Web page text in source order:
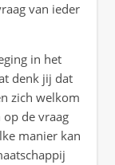
van ieder
in het
denk jij dat
zich welkom
op de vraag
manier kan